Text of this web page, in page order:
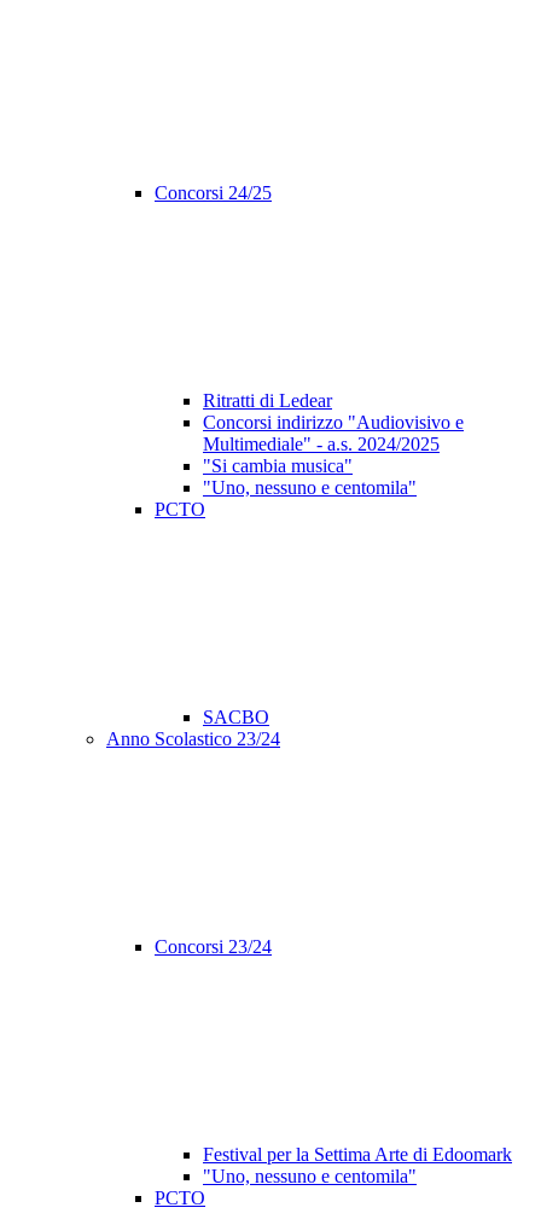
Concorsi 24/25
Ritratti di Ledear
Concorsi indirizzo "Audiovisivo e
Multimediale" - a.s. 2024/2025
"Si cambia musica"
"Uno, nessuno e centomila"
PCTO
SACBO
Anno Scolastico 23/24
Concorsi 23/24
Festival per la Settima Arte di Edoomark
"Uno, nessuno e centomila"
PCTO